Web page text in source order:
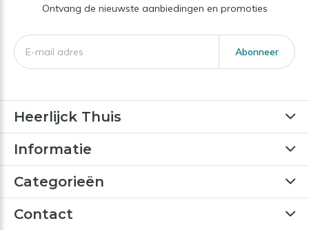
Ontvang de nieuwste aanbiedingen en promoties
Abonneer
Heerlijck Thuis
Informatie
Categorieën
Contact